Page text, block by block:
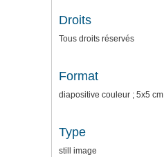
Droits
Tous droits réservés
Format
diapositive couleur ; 5x5 cm
Type
still image